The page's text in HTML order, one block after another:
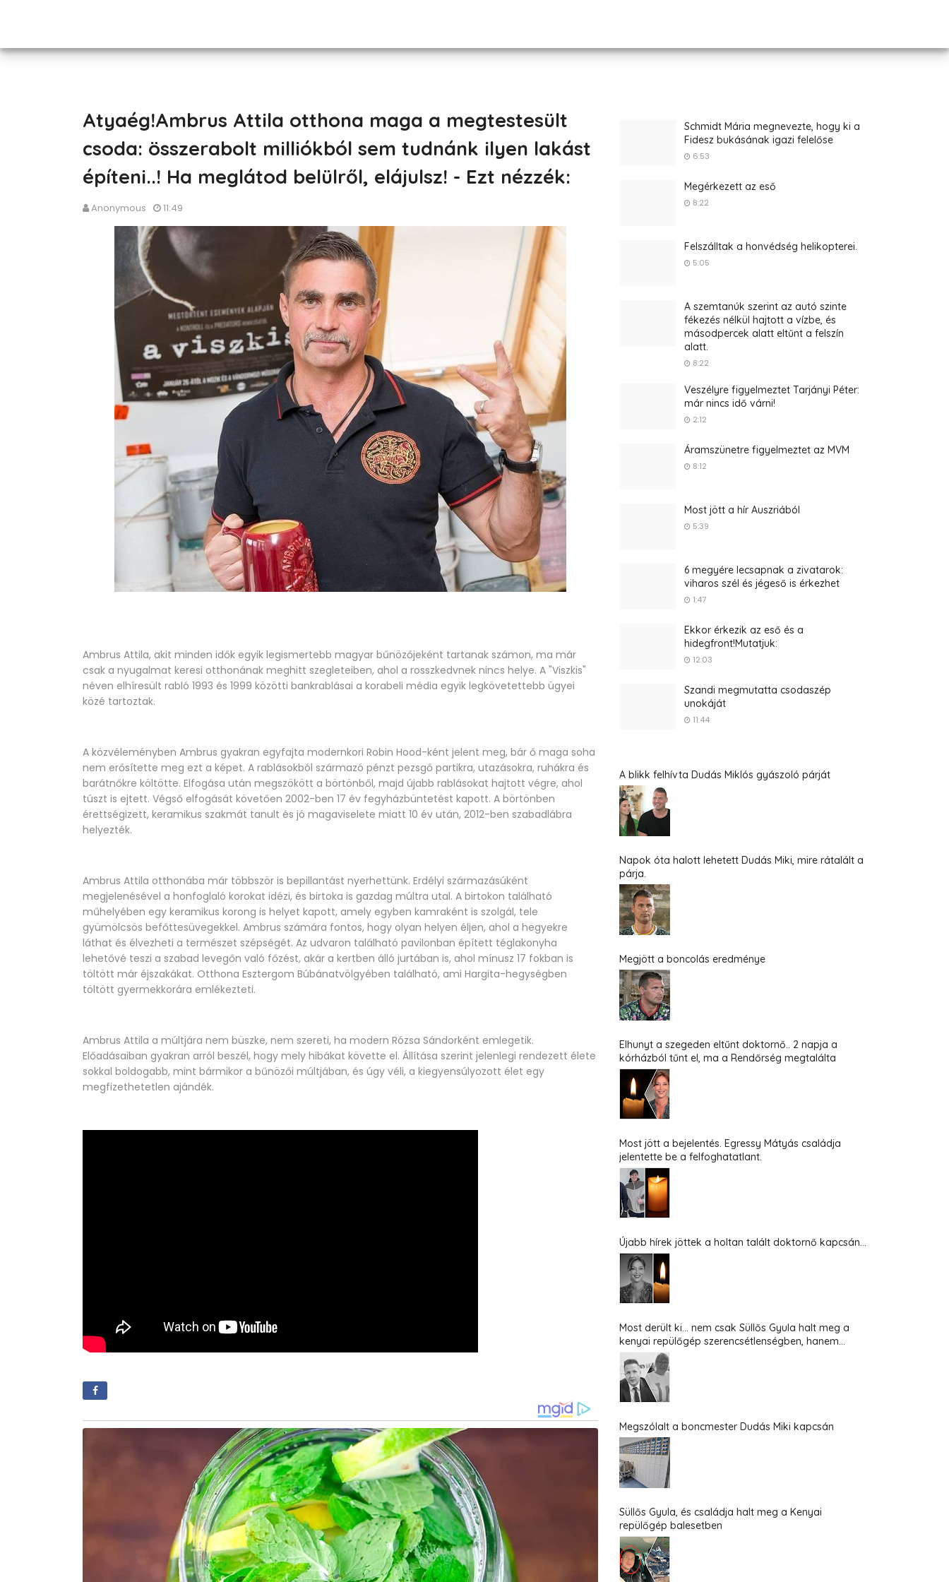
Atyaég!Ambrus Attila otthona maga a megtestesült
csoda: összerabolt milliókból sem tudnánk ilyen lakást
építeni..! Ha meglátod belülről, elájulsz! - Ezt nézzék:
Anonymous 11:49
Ambrus Attila, akit minden idők egyik legismertebb magyar bűnözőjeként tartanak számon, ma már
csak a nyugalmat keresi otthonának meghitt szegleteiben, ahol a rosszkedvnek nincs helye. A "Viszkis"
néven elhíresült rabló 1993 és 1999 közötti bankrablásai a korabeli média egyik legkövetettebb ügyei
közé tartoztak.
A közvéleményben Ambrus gyakran egyfajta modernkori Robin Hood-ként jelent meg, bár ő maga soha
nem erősítette meg ezt a képet. A rablásokból származó pénzt pezsgő partikra, utazásokra, ruhákra és
barátnőkre költötte. Elfogása után megszökött a börtönből, majd újabb rablásokat hajtott végre, ahol
túszt is ejtett. Végső elfogását követően 2002-ben 17 év fegyházbüntetést kapott. A börtönben
érettségizett, keramikus szakmát tanult és jó magaviselete miatt 10 év után, 2012-ben szabadlábra
helyezték.
Ambrus Attila otthonába már többször is bepillantást nyerhettünk. Erdélyi származásúként
megjelenésével a honfoglaló korokat idézi, és birtoka is gazdag múltra utal. A birtokon található
műhelyében egy keramikus korong is helyet kapott, amely egyben kamraként is szolgál, tele
gyümölcsös befőttesüvegekkel. Ambrus számára fontos, hogy olyan helyen éljen, ahol a hegyekre
láthat és élvezheti a természet szépségét. Az udvaron található pavilonban épített téglakonyha
lehetővé teszi a szabad levegőn való főzést, akár a kertben álló jurtában is, ahol mínusz 17 fokban is
töltött már éjszakákat. Otthona Esztergom Búbánatvölgyében található, ami Hargita-hegységben
töltött gyermekkorára emlékezteti.
Ambrus Attila a múltjára nem büszke, nem szereti, ha modern Rózsa Sándorként emlegetik.
Előadásaiban gyakran arról beszél, hogy mely hibákat követte el. Állítása szerint jelenlegi rendezett élete
sokkal boldogabb, mint bármikor a bűnözői múltjában, és úgy véli, a kiegyensúlyozott élet egy
megfizethetetlen ajándék.
Schmidt Mária megnevezte, hogy ki a
Fidesz bukásának igazi felelőse
6:53
Megérkezett az eső
8:22
Felszálltak a honvédség helikopterei.
5:05
A szemtanúk szerint az autó szinte
fékezés nélkül hajtott a vízbe, és
másodpercek alatt eltűnt a felszín
alatt.
8:22
Veszélyre figyelmeztet Tarjányi Péter:
már nincs idő várni!
2:12
Áramszünetre figyelmeztet az MVM
8:12
Most jött a hír Auszriából
5:39
6 megyére lecsapnak a zivatarok:
viharos szél és jégeső is érkezhet
1:47
Ekkor érkezik az eső és a
hidegfront!Mutatjuk:
12:03
Szandi megmutatta csodaszép
unokáját
11:44
A blikk felhívta Dudás Miklós gyászoló párját
Napok óta halott lehetett Dudás Miki, mire rátalált a
párja.
Megjött a boncolás eredménye
Elhunyt a szegeden eltűnt doktornő.. 2 napja a
kórházból tűnt el, ma a Rendőrség megtalálta
Most jött a bejelentés. Egressy Mátyás családja
jelentette be a felfoghatatlant.
Újabb hírek jöttek a holtan talált doktornő kapcsán...
Most derült ki... nem csak Süllős Gyula halt meg a
kenyai repülőgép szerencsétlenségben, hanem...
Megszólalt a boncmester Dudás Miki kapcsán
Süllős Gyula, és családja halt meg a Kenyai
repülőgép balesetben